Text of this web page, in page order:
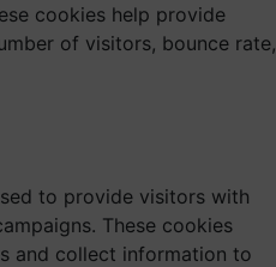
cookies help provide
of visitors, bounce rate,
to provide visitors with
These cookies
and collect information to